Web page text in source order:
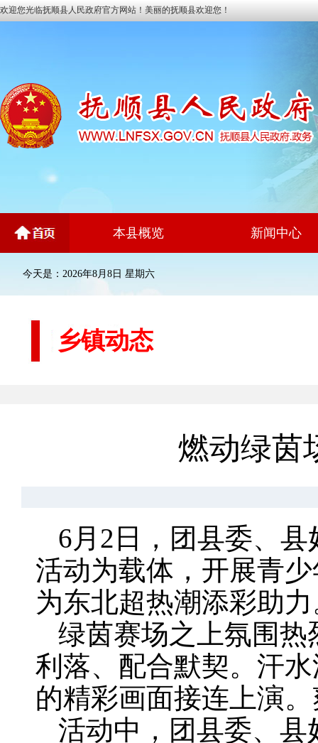
欢迎您光临抚顺县人民政府官方网站！美丽的抚顺县欢迎您！
本县概览 新闻中心
今天是：2026年8月8日 星期六
乡镇动态
燃动绿茵
6月2日，团县委、
活动为载体，开展青
为东北超热潮添彩助
绿茵赛场之上氛围
利落、配合默契。汗
的精彩画面接连上演
活动中，团县委、